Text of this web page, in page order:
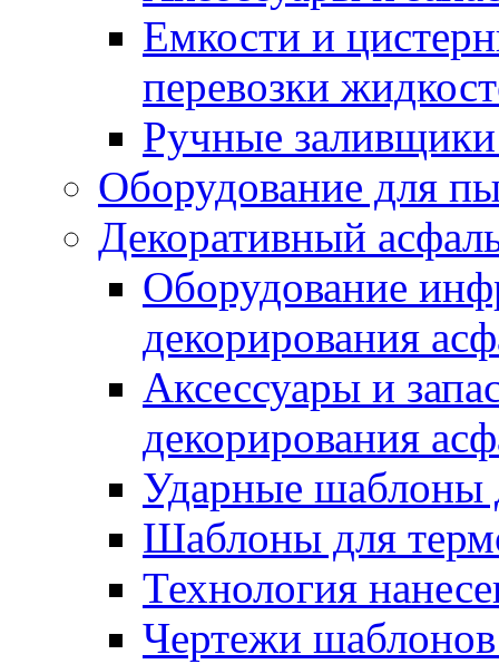
Емкости и
перевозки
Ручные
Оборудование для
Декоративный
Оборудование
декорирования
Аксессуары и
декорирования
Ударные шаблоны
Шаблоны для
Технология
Чертежи шаблонов